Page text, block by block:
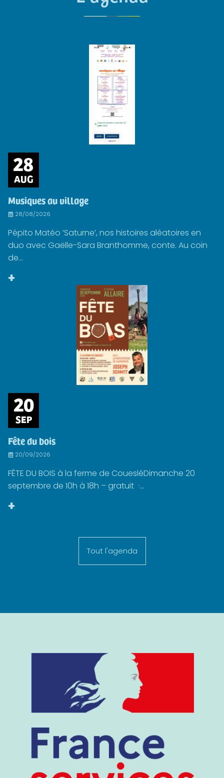
28
AUG
Musiques au village
28/08/2026
Pépito Matéo ‘Saturne’, nos histoires aléatoires en
duo avec Gaëlle-Sara Branthomme, conte. Au coin
de...
+
20
SEP
Fête du bois
20/09/2026
FÊTE DU BOIS à la ferme de CouesléDimanche 20
septembre de 10h à 18h – gratuit ·...
+
Tout l'agenda